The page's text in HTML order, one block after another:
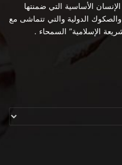
الأساسية التي ضمنتها
الدولية والتي تتماشى مع
الإسلامية” السمحاء .